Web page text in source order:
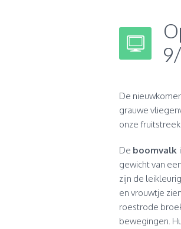
De
grauwe
onze fruitstreek.
De boomvalk
gewicht van
zijn de
en vrouwtje
roestrode
bewegingen.